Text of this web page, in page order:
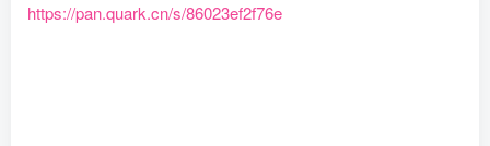
https://pan.quark.cn/s/86023ef2f76e